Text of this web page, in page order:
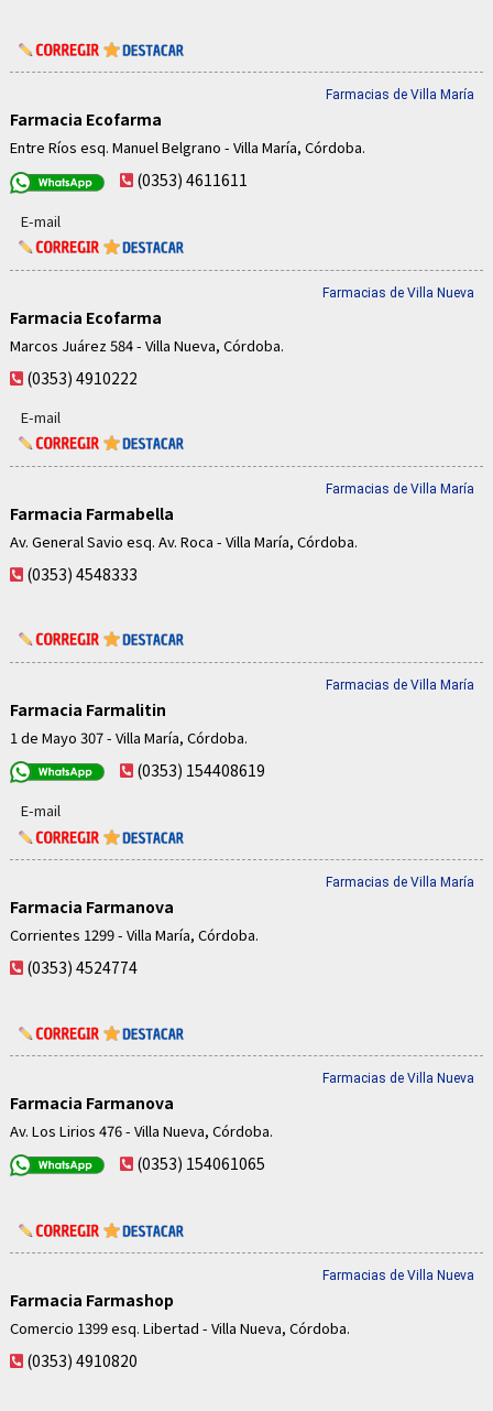
Farmacias de Villa María
Farmacia Ecofarma
Entre Ríos esq. Manuel Belgrano - Villa María, Córdoba.
(0353) 4611611
E-mail
Farmacias de Villa Nueva
Farmacia Ecofarma
Marcos Juárez 584 - Villa Nueva, Córdoba.
(0353) 4910222
E-mail
Farmacias de Villa María
Farmacia Farmabella
Av. General Savio esq. Av. Roca - Villa María, Córdoba.
(0353) 4548333
Farmacias de Villa María
Farmacia Farmalitin
1 de Mayo 307 - Villa María, Córdoba.
(0353) 154408619
E-mail
Farmacias de Villa María
Farmacia Farmanova
Corrientes 1299 - Villa María, Córdoba.
(0353) 4524774
Farmacias de Villa Nueva
Farmacia Farmanova
Av. Los Lirios 476 - Villa Nueva, Córdoba.
(0353) 154061065
Farmacias de Villa Nueva
Farmacia Farmashop
Comercio 1399 esq. Libertad - Villa Nueva, Córdoba.
(0353) 4910820